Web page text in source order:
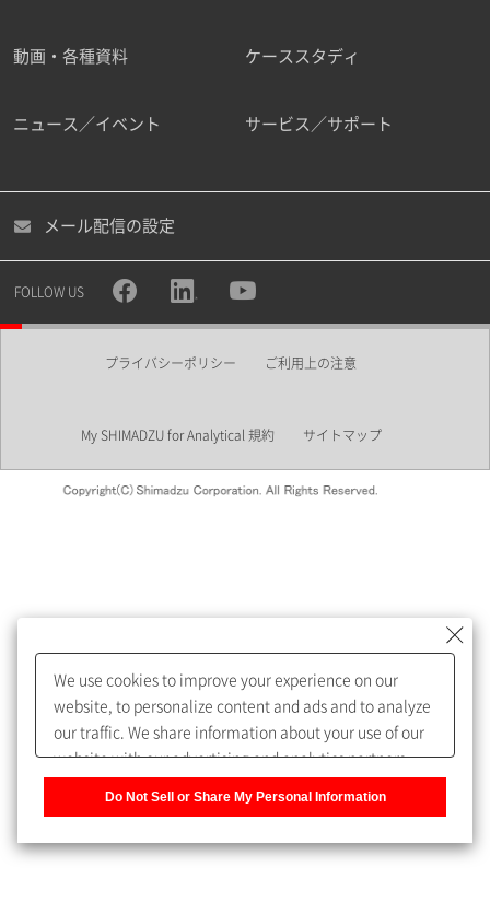
職種
所属部署
めします。
My SHIMADZU for Analyticalへ登録いただくと、技術情報や
取扱説明書・Webinarなどの閲覧ができます。
うになります。
動画・各種資料 ケーススタディ
ニュース／イベント サービス／サポート
メール配信の設定
FOLLOW US
プライバシーポリシー ご利用上の注意
My SHIMADZU for Analytical 規約 サイトマップ
We use cookies to improve your experience on our
website, to personalize content and ads and to analyze
our traffic. We share information about your use of our
website with our advertising and analytics partners,
Do Not Sell or Share My Personal Information